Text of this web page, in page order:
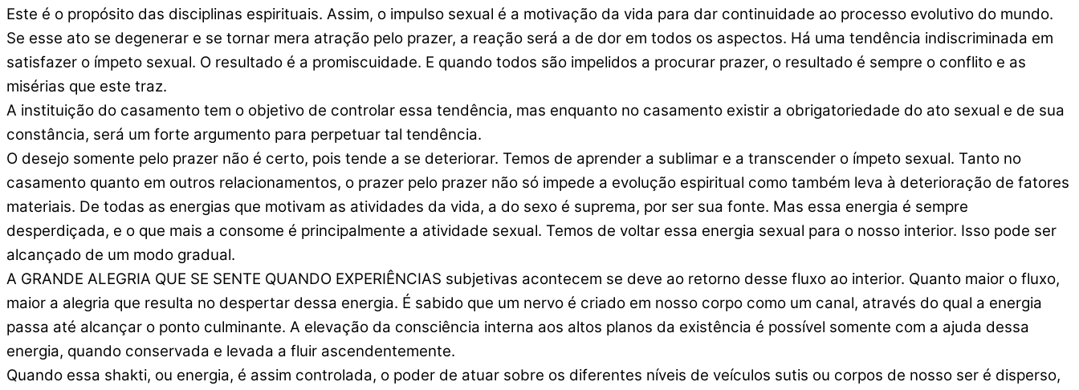
Este é o propósito das disciplinas espirituais. Assim, o impulso sexual é a motivação da vida para dar continuidade ao processo evolutivo do mundo.
Se esse ato se degenerar e se tornar mera atração pelo prazer, a reação será a de dor em todos os aspectos. Há uma tendência indiscriminada em
satisfazer o ímpeto sexual. O resultado é a promiscuidade. E quando todos são impelidos a procurar prazer, o resultado é sempre o conflito e as
misérias que este traz.
A instituição do casamento tem o objetivo de controlar essa tendência, mas enquanto no casamento existir a obrigatoriedade do ato sexual e de sua
constância, será um forte argumento para perpetuar tal tendência.
O desejo somente pelo prazer não é certo, pois tende a se deteriorar. Temos de aprender a sublimar e a transcender o ímpeto sexual. Tanto no
casamento quanto em outros relacionamentos, o prazer pelo prazer não só impede a evolução espiritual como também leva à deterioração de fatores
materiais. De todas as energias que motivam as atividades da vida, a do sexo é suprema, por ser sua fonte. Mas essa energia é sempre
desperdiçada, e o que mais a consome é principalmente a atividade sexual. Temos de voltar essa energia sexual para o nosso interior. Isso pode ser
alcançado de um modo gradual.
A GRANDE ALEGRIA QUE SE SENTE QUANDO EXPERIÊNCIAS subjetivas acontecem se deve ao retorno desse fluxo ao interior. Quanto maior o fluxo,
maior a alegria que resulta no despertar dessa energia. É sabido que um nervo é criado em nosso corpo como um canal, através do qual a energia
passa até alcançar o ponto culminante. A elevação da consciência interna aos altos planos da existência é possível somente com a ajuda dessa
energia, quando conservada e levada a fluir ascendentemente.
Quando essa shakti, ou energia, é assim controlada, o poder de atuar sobre os diferentes níveis de veículos sutis ou corpos de nosso ser é disperso,